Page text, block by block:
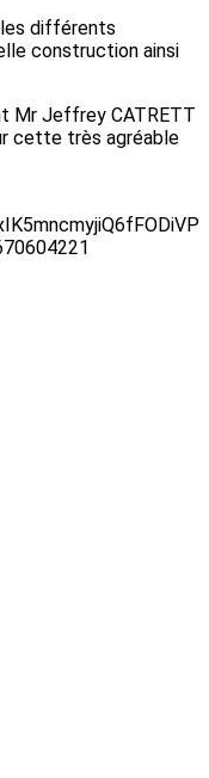
différents
construction ainsi
Mr Jeffrey CATRETT
cette très agréable